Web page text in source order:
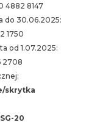
4882 8147
do 30.06.2025:
1750
od 1.07.2025:
2708
skrytka
20